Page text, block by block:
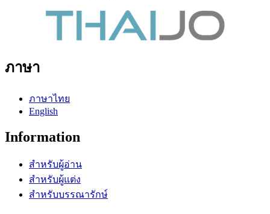
ภาษา
ภาษาไทย
English
Information
สำหรับผู้อ่าน
สำหรับผู้แต่ง
สำหรับบรรณารักษ์